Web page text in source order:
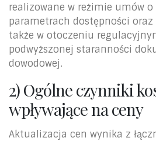
realizowane w reżimie umów o
parametrach dostępności oraz
także w otoczeniu
podwyższonej staranności
dowodowej.
2) Ogólne czynniki
wpływające na ceny
Aktualizacja cen wynika z